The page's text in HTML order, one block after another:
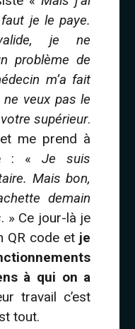
je le paye.
je ne
problème de
m’a fait
veux pas le
supérieur.
me prend à
: «Je suis
Mais bon,
demain
. » Ce jour-là je
QR code et je
à qui on a
travail c’est
tout.